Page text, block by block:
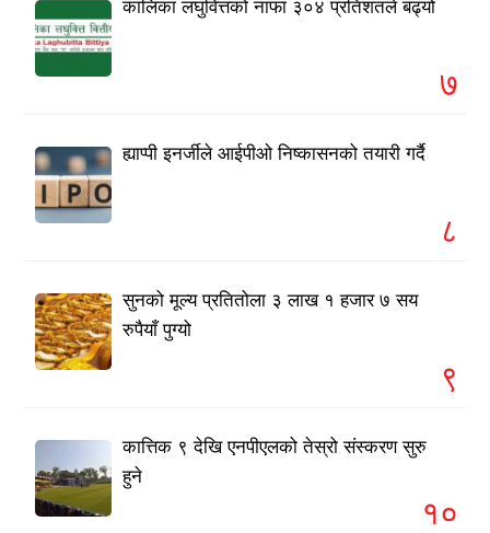
कालिका लघुवित्तको नाफा ३०४ प्रतिशतले बढ्यो
७
ह्याप्पी इनर्जीले आईपीओ निष्कासनको तयारी गर्दै
८
सुनको मूल्य प्रतितोला ३ लाख १ हजार ७ सय
रुपैयाँ पुग्यो
९
कात्तिक ९ देखि एनपीएलको तेस्रो संस्करण सुरु
हुने
१०